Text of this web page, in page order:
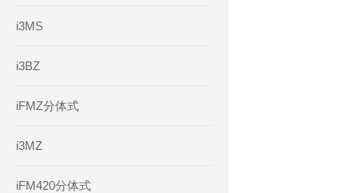
i3MS
i3BZ
iFMZ分体式
i3MZ
iFM420分体式